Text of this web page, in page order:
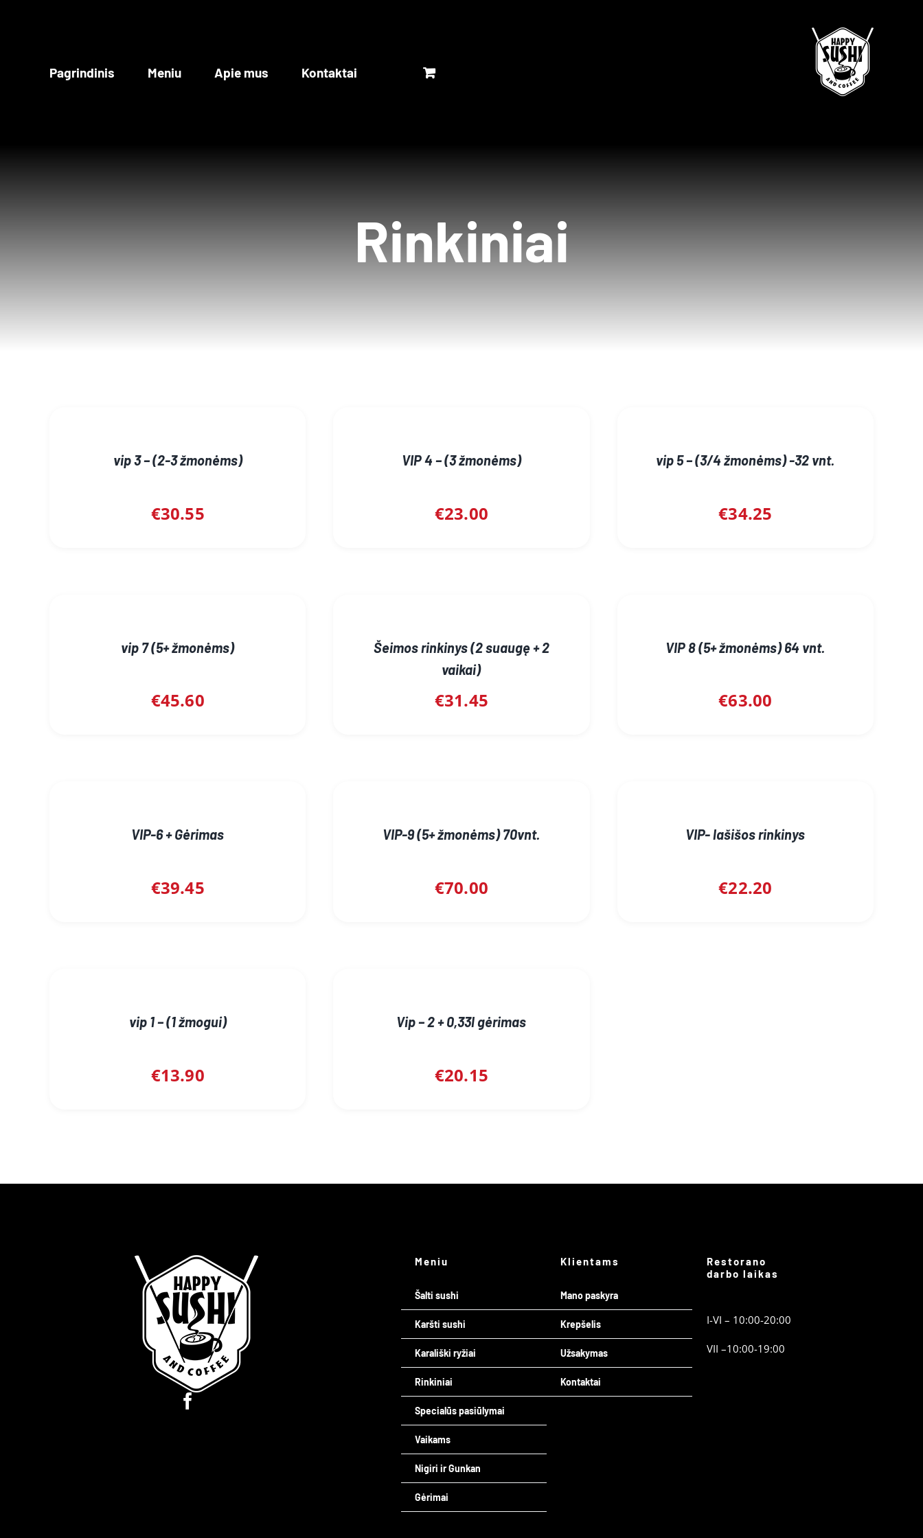
Pagrindinis Meniu Apie mus Kontaktai
Rinkiniai
vip 3 – (2-3 žmonėms)
€30.55
VIP 4 – (3 žmonėms)
€23.00
vip 5 – (3/4 žmonėms) -32 vnt.
€34.25
vip 7 (5+ žmonėms)
€45.60
Šeimos rinkinys (2 suaugę + 2
vaikai)
€31.45
VIP 8 (5+ žmonėms) 64 vnt.
€63.00
VIP-6 + Gėrimas
€39.45
VIP-9 (5+ žmonėms) 70vnt.
€70.00
VIP- lašišos rinkinys
€22.20
vip 1 – (1 žmogui)
€13.90
Vip – 2 + 0,33l gėrimas
€20.15
Meniu
Šalti sushi
Karšti sushi
Karališki ryžiai
Rinkiniai
Specialūs pasiūlymai
Vaikams
Nigiri ir Gunkan
Gėrimai
Klientams
Mano paskyra
Krepšelis
Užsakymas
Kontaktai
Restorano
darbo laikas
I-VI – 10:00-20:00
VII –10:00-19:00